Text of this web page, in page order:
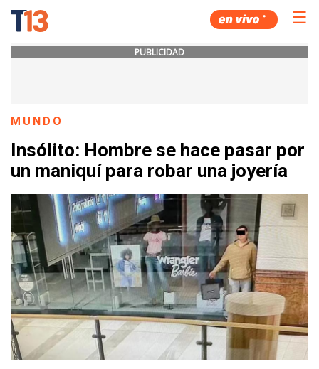
☰
PUBLICIDAD
MUNDO
Insólito: Hombre se hace pasar por
un maniquí para robar una joyería